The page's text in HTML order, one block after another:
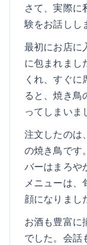
さて、実際に
験をお話しし
最初にお店に
に包まれまし
くれ、すぐ
ると、焼き鳥
ってしまいま
注文したのは
の焼き鳥です
バーはまろや
メニューは、
顔になりまし
お酒も豊富に
でした。会話